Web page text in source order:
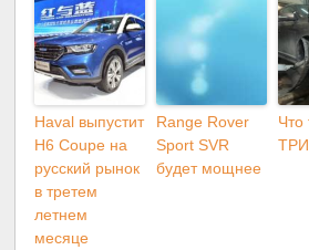
Haval выпустит
H6 Coupe на
русский рынок
в третем
летнем
месяце
Range Rover
Sport SVR
будет мощнее
Что